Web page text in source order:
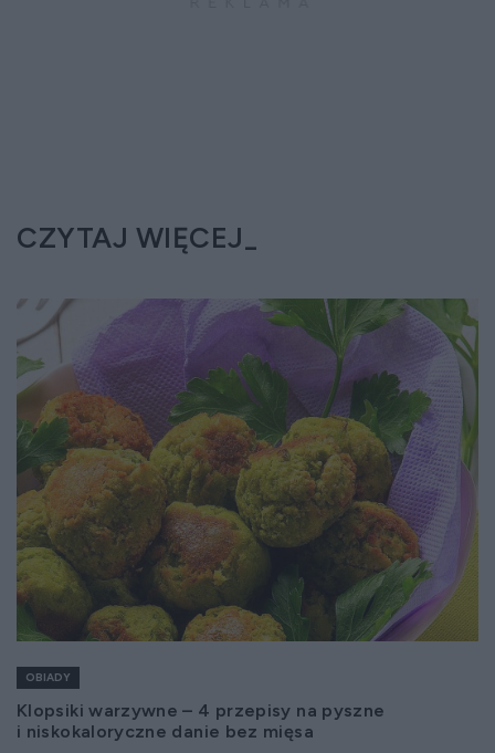
CZYTAJ WIĘCEJ
OBIADY
Klopsiki warzywne – 4 przepisy na pyszne
i niskokaloryczne danie bez mięsa